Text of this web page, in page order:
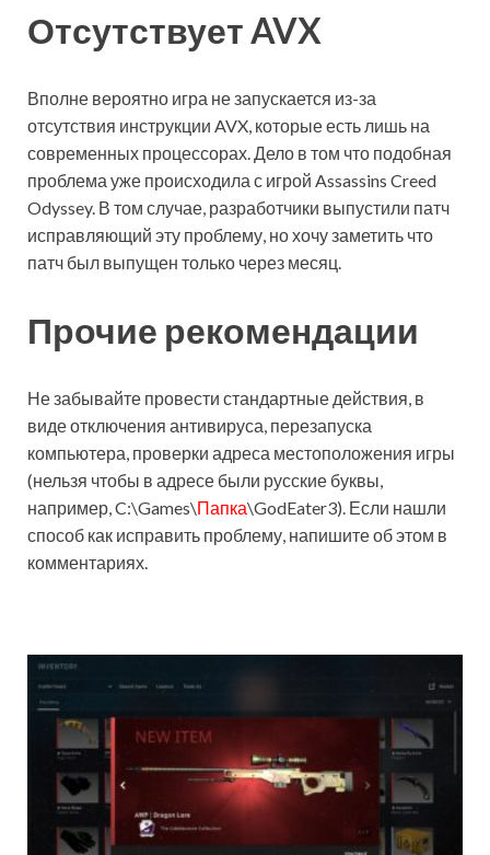
Отсутствует AVX
Вполне вероятно игра не запускается из-за
отсутствия инструкции AVX, которые есть лишь на
современных процессорах. Дело в том что подобная
проблема уже происходила с игрой Assassins Creed
Odyssey. В том случае, разработчики выпустили патч
исправляющий эту проблему, но хочу заметить что
патч был выпущен только через месяц.
Прочие рекомендации
Не забывайте провести стандартные действия, в
виде отключения антивируса, перезапуска
компьютера, проверки адреса местоположения игры
(нельзя чтобы в адресе были русские буквы,
например, C:\Games\Папка\GodEater3). Если нашли
способ как исправить проблему, напишите об этом в
комментариях.